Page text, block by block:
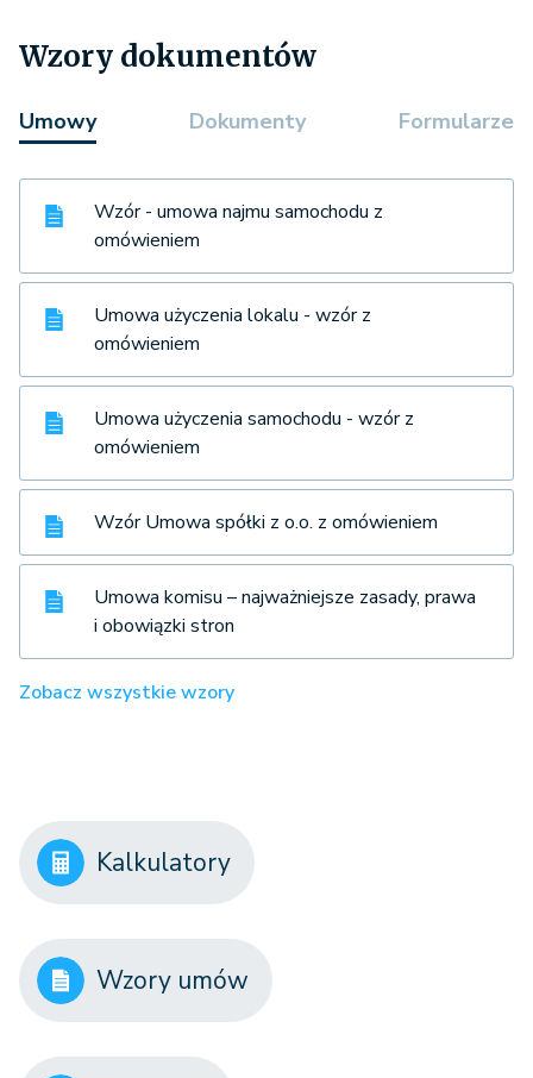
Wzory dokumentów
Umowy Dokumenty Formularze
Wzór - umowa najmu samochodu z
omówieniem
Umowa użyczenia lokalu - wzór z
omówieniem
Umowa użyczenia samochodu - wzór z
omówieniem
Wzór Umowa spółki z o.o. z omówieniem
Umowa komisu – najważniejsze zasady, prawa
i obowiązki stron
Zobacz wszystkie wzory
Kalkulatory
Wzory umów